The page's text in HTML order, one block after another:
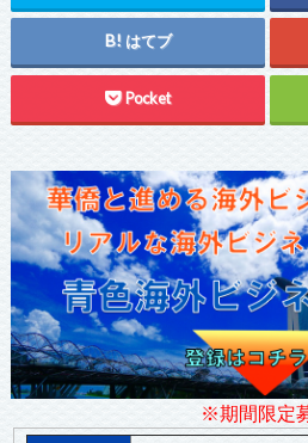
はてブ
Pocket
※期間限定